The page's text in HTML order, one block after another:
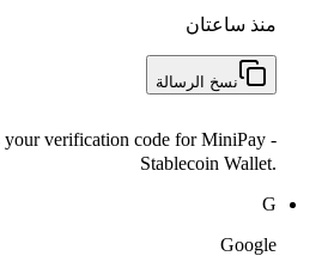
منذ ساعتان
نسخ الرسالة
your verification code for MiniPay -
Stablecoin Wallet.
G
Google